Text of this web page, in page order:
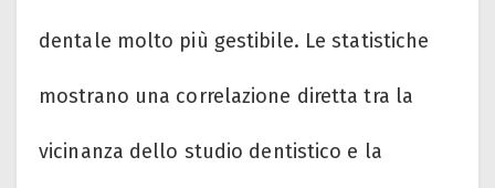
dentale molto più gestibile. Le statistiche
mostrano una correlazione diretta tra la
vicinanza dello studio dentistico e la